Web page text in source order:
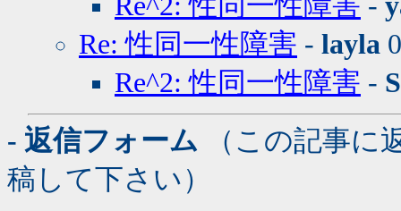
Re: 性同一性障害 - layla
Re^2: 性同一性障害 -
- 返信フォーム （この記事に
稿して下さい）